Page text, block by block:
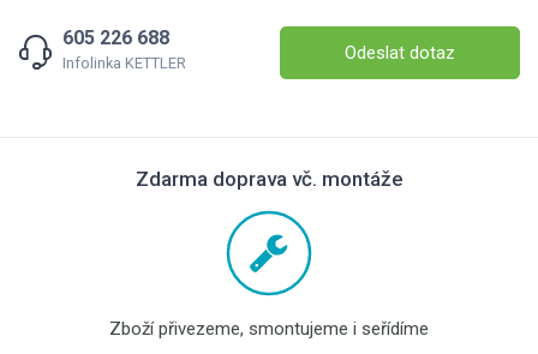
605 226 688
Infolinka KETTLER Odeslat dotaz
Zdarma doprava vč. montáže
Zboží přivezeme, smontujeme i seřídíme